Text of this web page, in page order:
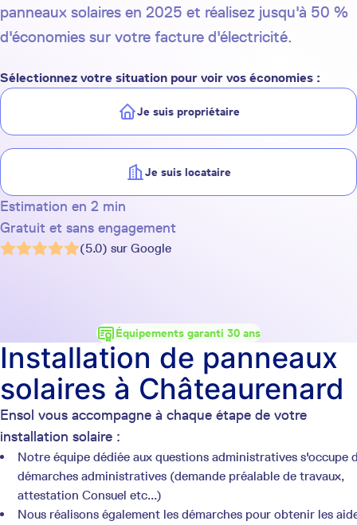
panneaux solaires en 2025 et réalisez jusqu'à 50 %
d'économies sur votre facture d'électricité.
Sélectionnez votre situation pour voir vos économies :
Je suis propriétaire
Je suis locataire
Estimation en 2 min
Gratuit et sans engagement
(5.0) sur Google
Équipements garanti 30 ans
Ensol vous accompagne à chaque étape de votre
installation solaire :
Notre équipe dédiée aux questions administratives s'occupe
démarches administratives (demande préalable de travaux,
attestation Consuel etc...)
Nous réalisons également les démarches pour obtenir les
Installation de panneaux
solaires à Châteaurenard